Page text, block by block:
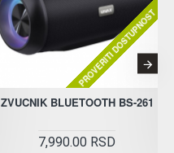
PROVERITI DOSTUPNOST
ZVUCNIK BLUETOOTH BS-261
7,990.00 RSD